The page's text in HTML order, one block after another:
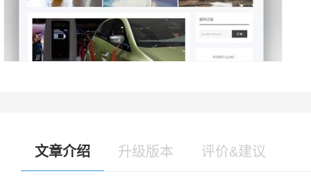
文章介绍 升级版本 评价&建议